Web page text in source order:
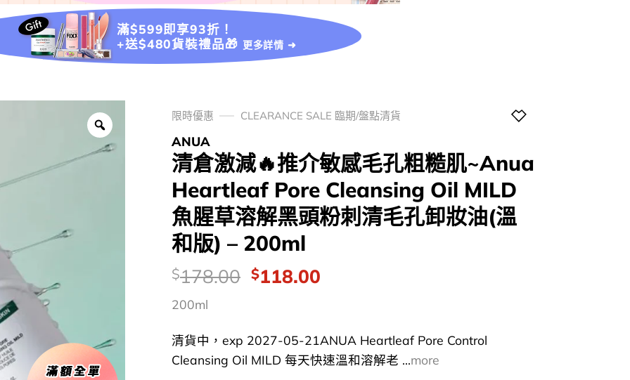
滿$599即享93折！
+送$480貨裝禮品🎁 更多詳情 ➜
限時優惠 CLEARANCE SALE 臨期/盤點清貨
ANUA
清倉激減🔥推介敏感毛孔粗糙肌~Anua
Heartleaf Pore Cleansing Oil MILD
魚腥草溶解黑頭粉刺清毛孔卸妝油(溫
和版) – 200ml
價
$178.00 Original
$178.00.
$118.00Current
$118.00.
200ml
清貨中，exp 2027-05-21ANUA Heartleaf Pore Control
Cleansing Oil MILD 每天快速溫和溶解老 ...more